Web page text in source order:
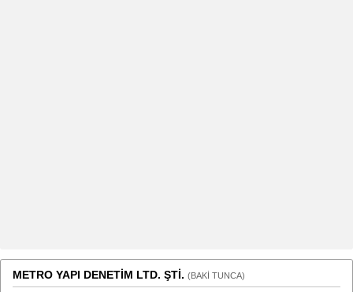
METRO YAPI DENETİM LTD. ŞTİ. (BAKİ TUNCA)